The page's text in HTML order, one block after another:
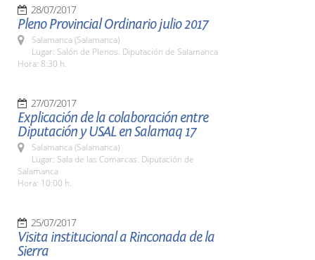
28/07/2017
Pleno Provincial Ordinario julio 2017
Salamanca (Salamanca)
Lugar: Salón de Plenos. Diputación de Salamanca
Hora: 8:30 h.
27/07/2017
Explicación de la colaboración entre
Diputación y USAL en Salamaq 17
Salamanca (Salamanca)
Lugar: Sala de las Comarcas. Diputación de
Salamanca
Hora: 10:00 h.
25/07/2017
Visita institucional a Rinconada de la
Sierra